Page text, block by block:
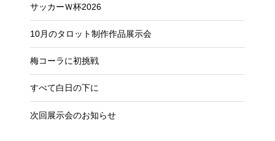
サッカーＷ杯2026
10月のタロット制作作品展示会
梅コーラに初挑戦
すべて白日の下に
次回展示会のお知らせ